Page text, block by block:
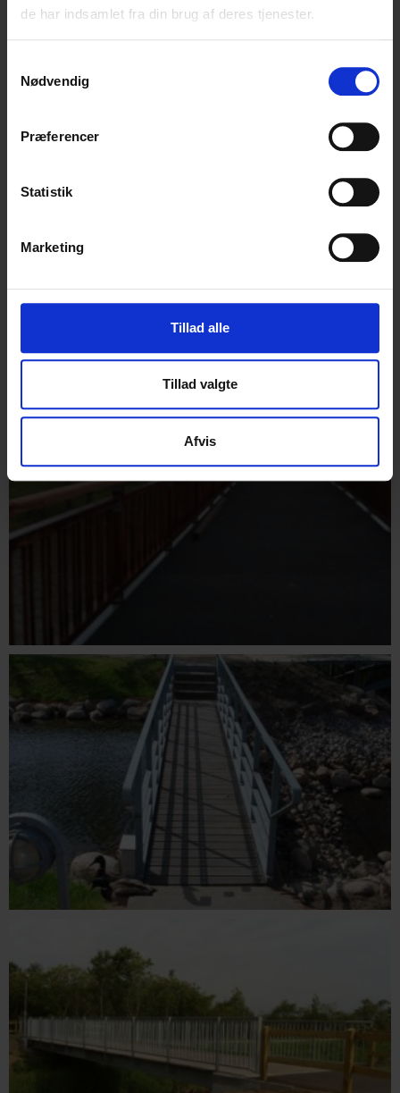
de har indsamlet fra din brug af deres tjenester.
Nødvendig
Præferencer
Statistik
Marketing
Tillad alle
Tillad valgte
Afvis